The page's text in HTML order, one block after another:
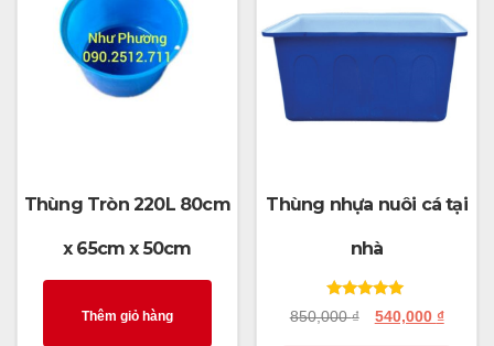
Thùng Tròn 220L 80cm
x 65cm x 50cm
Thêm giỏ hàng
Thùng nhựa nuôi cá tại
nhà
Rated
5.00
850,000₫ 540,000 ₫